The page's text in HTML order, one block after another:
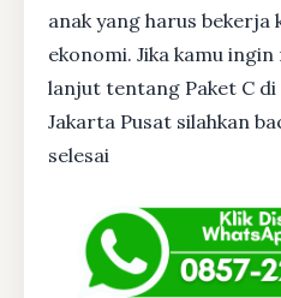
anak yang harus bekerja
ekonomi. Jika kamu
lanjut tentang Paket C
Jakarta Pusat silahkan
selesai